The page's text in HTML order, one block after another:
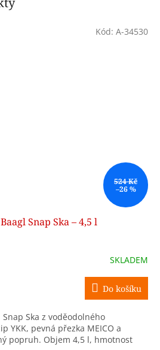
524 Kč
–26 %
Snap Ska – 4,5 l
SKLADEM
Do košíku
Ska z voděodolného
YKK, pevná přezka MEICO a
popruh. Objem 4,5 l, hmotnost
Kód: A-34530